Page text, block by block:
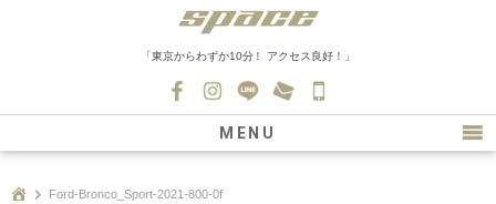
「東京からわずか10分！ アクセス良好！」
0139
MENU
Ford-Bronco_Sport-2021-800-0f